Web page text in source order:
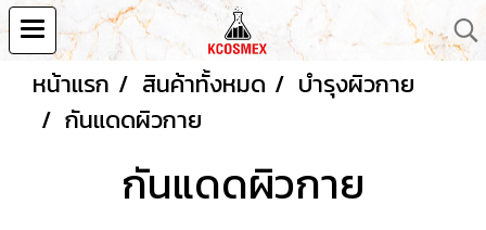
หน้าแรก สินค้าทั้งหมด
บำรุงผิวกาย
กันแดดผิวกาย
กันแดดผิวกาย